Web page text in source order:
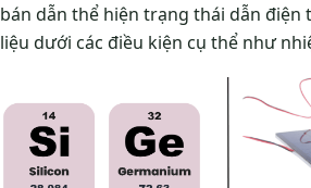
bán dẫn thể hiện trạng thái dẫn điện
liệu dưới các điều kiện cụ thể như